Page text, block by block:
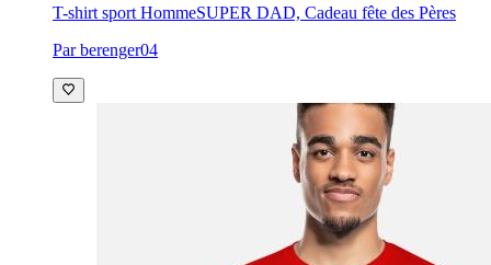
T-shirt sport HommeSUPER DAD, Cadeau fête des Pères
Par berenger04